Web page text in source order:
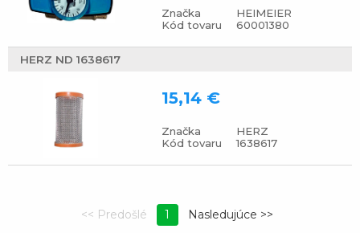
Značka
HEIMEIER
Kód tovaru
60001380
HERZ ND 1638617
Značka
HERZ
Kód tovaru
1638617
15,14 €
1